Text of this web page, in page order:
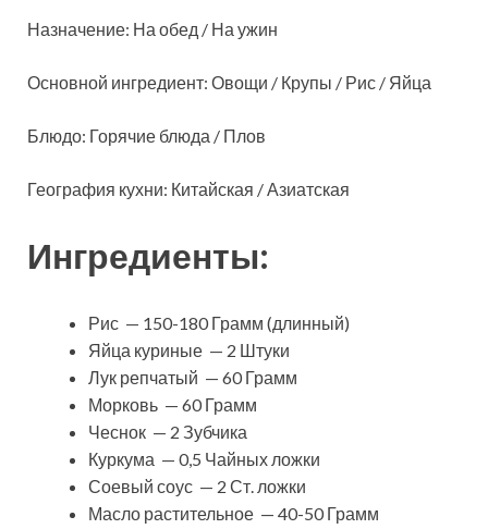
Назначение: На обед / На ужин
Основной ингредиент: Овощи / Крупы / Рис / Яйца
Блюдо: Горячие блюда / Плов
География кухни: Китайская / Азиатская
Ингредиенты:
Рис — 150-180 Грамм (длинный)
Яйца куриные — 2 Штуки
Лук репчатый — 60 Грамм
Морковь — 60 Грамм
Чеснок — 2 Зубчика
Куркума — 0,5 Чайных ложки
Соевый соус — 2 Ст. ложки
Масло растительное — 40-50 Грамм